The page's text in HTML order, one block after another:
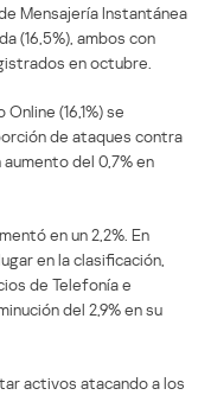
Mensajería Instantánea
(16,5%), ambos con
en octubre.
(16,1%) se
de ataques contra
del 0,7% en
en un 2,2%. En
en la clasificación,
de Telefonía e
del 2,9% en su
activos atacando a los